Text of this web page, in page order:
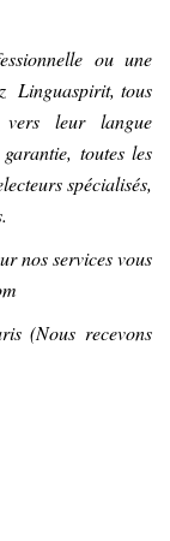
ou une
Linguaspirit, tous
vers leur langue
toutes les
spécialisés,
nos services vous
(Nous recevons